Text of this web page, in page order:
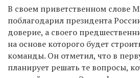
В своем приветственном слове
поблагодарил президента
доверие, а своего
на основе которого будет
команды. Он отметил, что в
планирует решать те вопросы,